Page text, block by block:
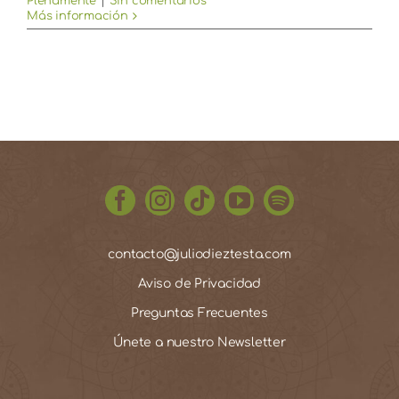
Más información
contacto@juliodieztesta.com
Aviso de Privacidad
Preguntas Frecuentes
Únete a nuestro Newsletter